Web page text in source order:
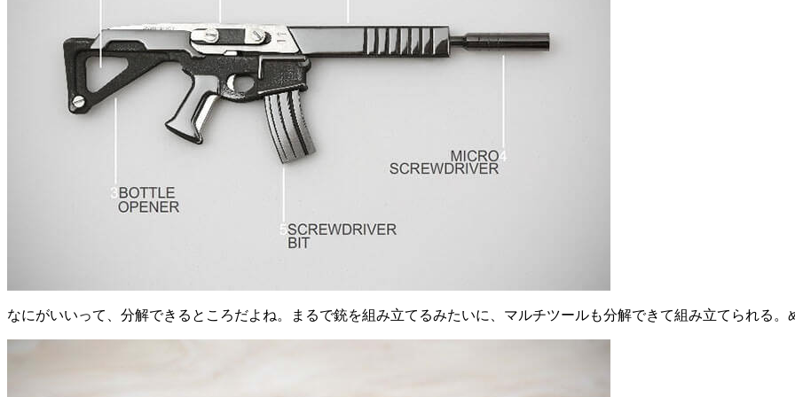
なにがいいって、分解できるところだよね。まるで銃を組み立てるみたいに、マルチツールも分解できて組み立てられる。